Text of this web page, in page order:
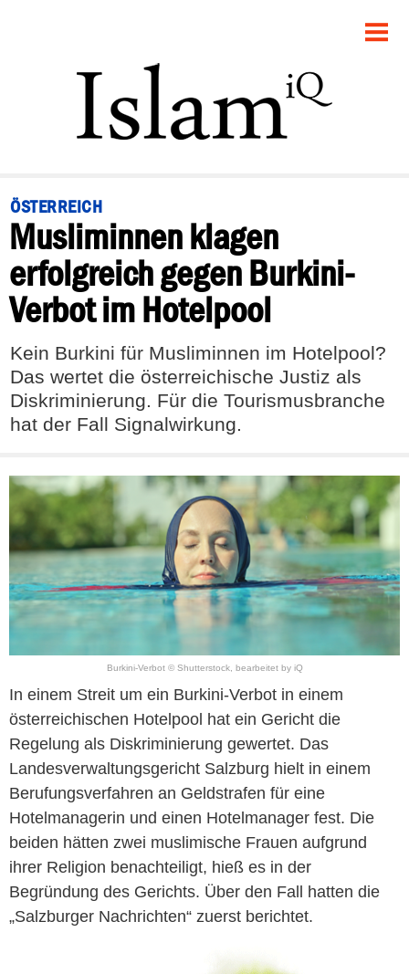
POLITIK
PANORAMA
RECHT
FEUILLETON
DEBATTE
ÖSTERREICH
Musliminnen klagen
erfolgreich gegen Burkini-
Verbot im Hotelpool
Kein Burkini für Musliminnen im Hotelpool?
Das wertet die österreichische Justiz als
Diskriminierung. Für die Tourismusbranche
hat der Fall Signalwirkung.
Burkini-Verbot © Shutterstock, bearbeitet by iQ
In einem Streit um ein Burkini-Verbot in einem
österreichischen Hotelpool hat ein Gericht die
Regelung als Diskriminierung gewertet. Das
Landesverwaltungsgericht Salzburg hielt in einem
Berufungsverfahren an Geldstrafen für eine
Hotelmanagerin und einen Hotelmanager fest. Die
beiden hätten zwei muslimische Frauen aufgrund
ihrer Religion benachteiligt, hieß es in der
Begründung des Gerichts. Über den Fall hatten die
„Salzburger Nachrichten“ zuerst berichtet.